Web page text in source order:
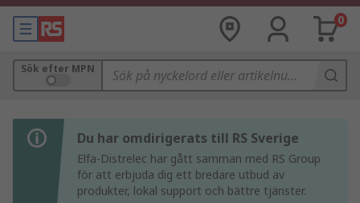
0
Sök efter MPN
Du har omdirigerats till RS Sverige
Elfa-Distrelec har gått samman med RS Group
för att erbjuda dig ett bredare utbud av
produkter, lokal support och bättre tjänster.